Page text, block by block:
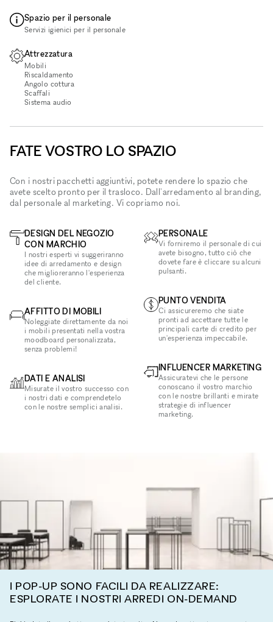
Spazio per il personale
Servizi igienici per il personale
Attrezzatura
Mobili
Riscaldamento
Angolo cottura
Scaffali
Sistema audio
FATE VOSTRO LO SPAZIO
Con i nostri pacchetti aggiuntivi, potete rendere lo spazio che
avete scelto pronto per il trasloco. Dall'arredamento al branding,
dal personale al marketing. Vi copriamo noi.
DESIGN DEL NEGOZIO
CON MARCHIO
I nostri esperti vi suggeriranno
idee di arredamento e design
che miglioreranno l'esperienza
del cliente.
AFFITTO DI MOBILI
Noleggiate direttamente da noi
i mobili presentati nella vostra
moodboard personalizzata,
senza problemi!
DATI E ANALISI
Misurate il vostro successo con
i nostri dati e comprendetelo
con le nostre semplici analisi.
PERSONALE
Vi forniremo il personale di cui
avete bisogno, tutto ciò che
dovete fare è cliccare su alcuni
pulsanti.
PUNTO VENDITA
Ci assicureremo che siate
pronti ad accettare tutte le
principali carte di credito per
un'esperienza impeccabile.
INFLUENCER MARKETING
Assicuratevi che le persone
conoscano il vostro marchio
con le nostre brillanti e mirate
strategie di influencer
marketing.
I POP-UP SONO FACILI DA REALIZZARE:
ESPLORATE I NOSTRI ARREDI ON-DEMAND